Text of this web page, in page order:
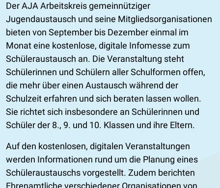
Der AJA Arbeitskreis gemeinnütziger
Jugendaustausch und seine Mitgliedsorganisationen
bieten von September bis Dezember einmal im
Monat eine kostenlose, digitale Infomesse zum
Schüleraustausch an. Die Veranstaltung steht
Schülerinnen und Schülern aller Schulformen offen,
die mehr über einen Austausch während der
Schulzeit erfahren und sich beraten lassen wollen.
Sie richtet sich insbesondere an Schülerinnen und
Schüler der 8., 9. und 10. Klassen und ihre Eltern.
Auf den kostenlosen, digitalen Veranstaltungen
werden Informationen rund um die Planung eines
Schüleraustauschs vorgestellt. Zudem berichten